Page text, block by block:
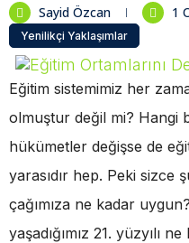
Sayid Özcan 1
Yenilikçi Yaklaşımlar
Eğitim sistemimiz her
olmuştur değil mi? Hangi
hükümetler değişse de
yarasıdır hep. Peki sizce
çağımıza ne kadar
yaşadığımız 21. yüzyılı